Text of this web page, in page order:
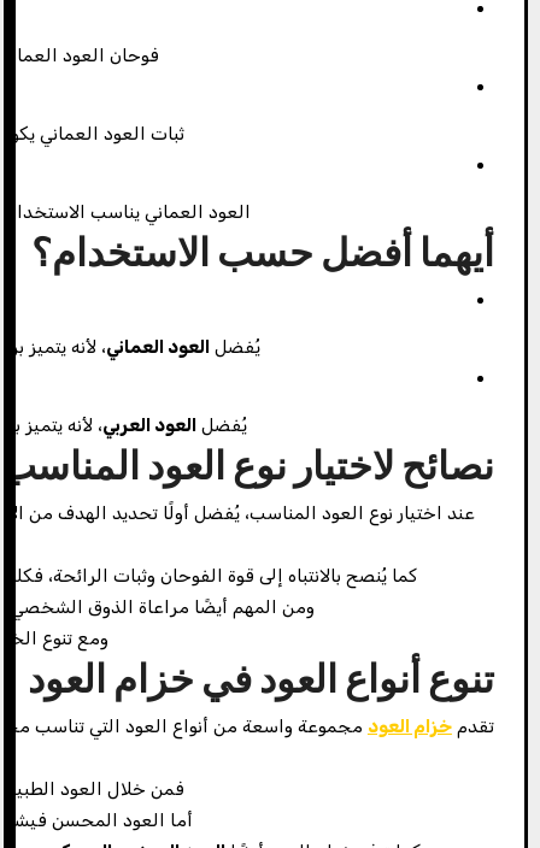
فوحان العود
ثبات العود العماني
العود العماني يناسب
أيهما أفضل حسب الاستخدام؟
يُفضل العود العماني، لأنه يتميز
يُفضل العود العربي، لأنه
نصائح لاختيار نوع العود
عند اختيار نوع العود المناسب، يُفضل أولًا تحديد الهدف من
كما يُنصح بالانتباه إلى قوة الفوحان وثبات الرائحة،
ومن المهم أيضًا مراعاة الذوق الشخصي،
ومع تنوع
تنوع أنواع العود في خزام العود
تقدمخزام العود مجموعة واسعة من أنواع العود التي تناسب
فمن خلال العود
أما العود المحسن